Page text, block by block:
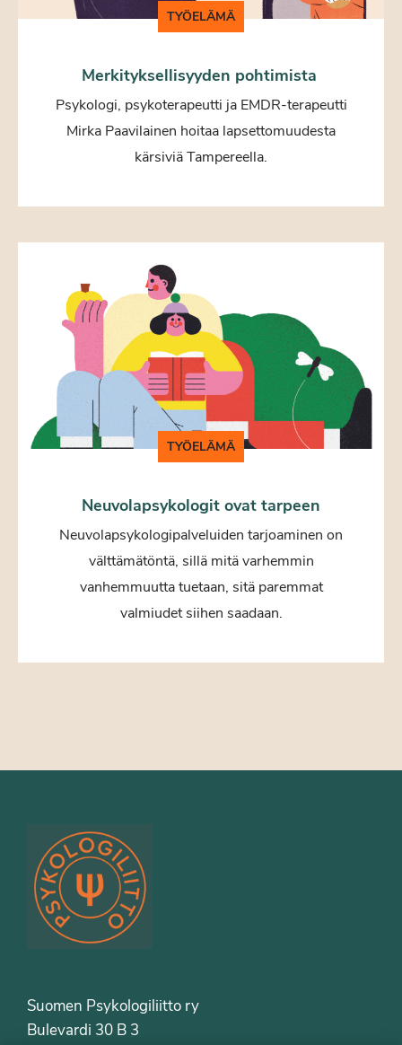
TYÖELÄMÄ
Merkityksellisyyden pohtimista
Psykologi, psykoterapeutti ja EMDR-terapeutti
Mirka Paavilainen hoitaa lapsettomuudesta
kärsiviä Tampereella.
TYÖELÄMÄ
Neuvolapsykologit ovat tarpeen
Neuvolapsykologipalveluiden tarjoaminen on
välttämätöntä, sillä mitä varhemmin
vanhemmuutta tuetaan, sitä paremmat
valmiudet siihen saadaan.
Suomen Psykologiliitto ry
Bulevardi 30 B 3